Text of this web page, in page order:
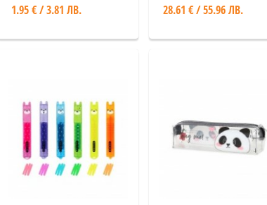
1.95 € / 3.81 ЛВ. 28.61 € / 55.96 ЛВ.